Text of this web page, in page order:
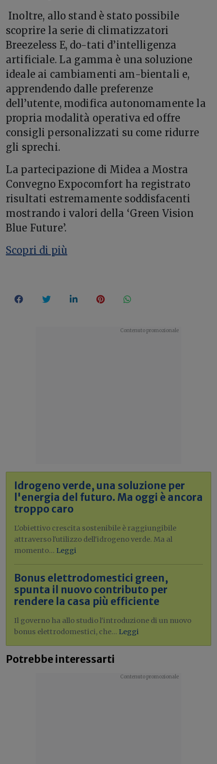
Inoltre, allo stand è stato possibile
scoprire la serie di climatizzatori
Breezeless E, do-tati d’intelligenza
artificiale. La gamma è una soluzione
ideale ai cambiamenti am-bientali e,
apprendendo dalle preferenze
dell’utente, modifica autonomamente la
propria modalità operativa ed offre
consigli personalizzati su come ridurre
gli sprechi.
La partecipazione di Midea a Mostra
Convegno Expocomfort ha registrato
risultati estremamente soddisfacenti
mostrando i valori della ‘Green Vision
Blue Future’.
Scopri di più
Idrogeno verde, una soluzione per
l'energia del futuro. Ma oggi è ancora
troppo caro
L'obiettivo crescita sostenibile è raggiungibile
attraverso l'utilizzo dell'idrogeno verde. Ma al
momento... Leggi
Bonus elettrodomestici green,
spunta il nuovo contributo per
rendere la casa più efficiente
Il governo ha allo studio l'introduzione di un nuovo
bonus elettrodomestici, che... Leggi
Potrebbe interessarti